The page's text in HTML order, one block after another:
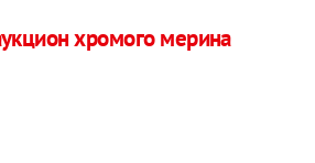
хромого мерина